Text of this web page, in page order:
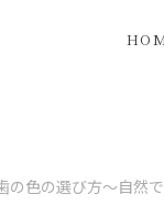
の色の選び方〜自然